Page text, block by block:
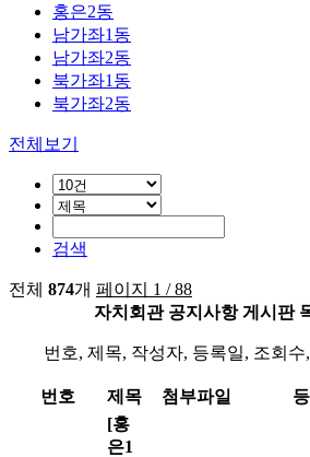
홍은2동
남가좌1동
남가좌2동
북가좌1동
북가좌2동
전체보기
검색
전체 874개 페이지 1 / 88
자치회관 공지사항 게시판
번호, 제목, 작성자, 등록일, 조회
번호 제목 첨부파일
[홍
은1